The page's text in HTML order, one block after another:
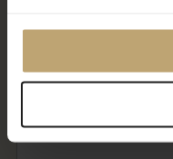
PRIS